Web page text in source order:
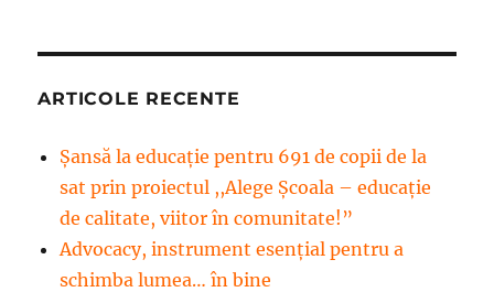
ARTICOLE RECENTE
Șansă la educație pentru 691 de copii de la
sat prin proiectul ,,Alege Școala – educație
de calitate, viitor în comunitate!”
Advocacy, instrument esenţial pentru a
schimba lumea… în bine